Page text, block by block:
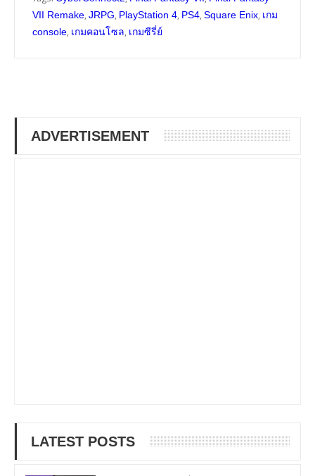
VII Remake, JRPG, PlayStation 4, PS4, Square Enix, เกม
console, เกมคอนโซล, เกมซีรี่ย์
ADVERTISEMENT
LATEST POSTS